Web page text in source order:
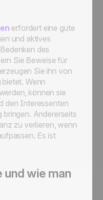
erfordert eine gute
und aktives
des
Sie Beweise für
Sie ihn von
Wenn
können sie
den Interessenten
bringen. Andererseits
zu verlieren, wenn
Es ist
und wie man